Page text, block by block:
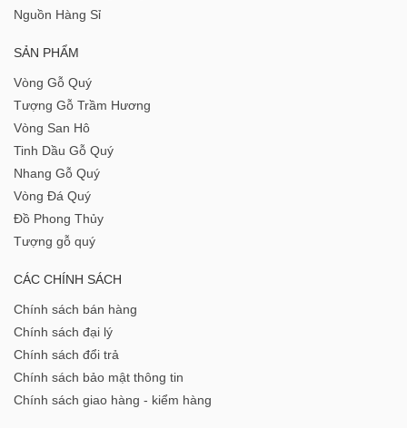
Nguồn Hàng Sỉ
SẢN PHẨM
Vòng Gỗ Quý
Tượng Gỗ Trầm Hương
Vòng San Hô
Tinh Dầu Gỗ Quý
Nhang Gỗ Quý
Vòng Đá Quý
Đồ Phong Thủy
Tượng gỗ quý
CÁC CHÍNH SÁCH
Chính sách bán hàng
Chính sách đại lý
Chính sách đổi trả
Chính sách bảo mật thông tin
Chính sách giao hàng - kiểm hàng